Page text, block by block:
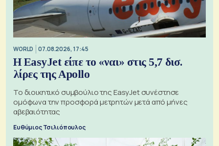
WORLD 07.08.2026, 17:45
Η EasyJet είπε το «ναι» στις 5,7 δισ.
λίρες της Apollo
Το διοικητικό συμβούλιο της EasyJet συνέστησε
ομόφωνα την προσφορά μετρητών μετά από μήνες
αβεβαιότητας
Ευθύμιος Τσιλιόπουλος